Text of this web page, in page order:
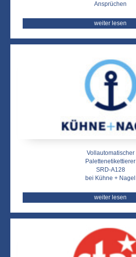
Ansprüchen
weiter lesen
Vollautomatischer
Palettenetikettierer
SRD-A128
bei Kühne + Nagel
weiter lesen